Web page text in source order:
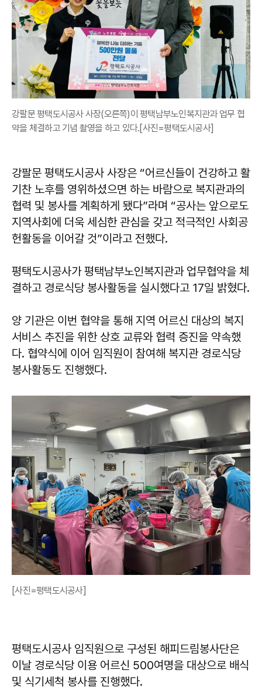
강팔문 평택도시공사 사장(오른쪽)이 평택남부노인복지관과 업무 협
약을 체결하고 기념 촬영을 하고 있다.[사진=평택도시공사]
강팔문 평택도시공사 사장은 “어르신들이 건강하고 활
기찬 노후를 영위하셨으면 하는 바람으로 복지관과의
협력 및 봉사를 계획하게 됐다”라며 “공사는 앞으로도
지역사회에 더욱 세심한 관심을 갖고 적극적인 사회공
헌활동을 이어갈 것”이라고 전했다.
평택도시공사가 평택남부노인복지관과 업무협약을 체
결하고 경로식당 봉사활동을 실시했다고 17일 밝혔다.
양 기관은 이번 협약을 통해 지역 어르신 대상의 복지
서비스 추진을 위한 상호 교류와 협력 증진을 약속했
다. 협약식에 이어 임직원이 참여해 복지관 경로식당
봉사활동도 진행했다.
[사진=평택도시공사]
평택도시공사 임직원으로 구성된 해피드림봉사단은
이날 경로식당 이용 어르신 500여명을 대상으로 배식
및 식기세척 봉사를 진행했다.